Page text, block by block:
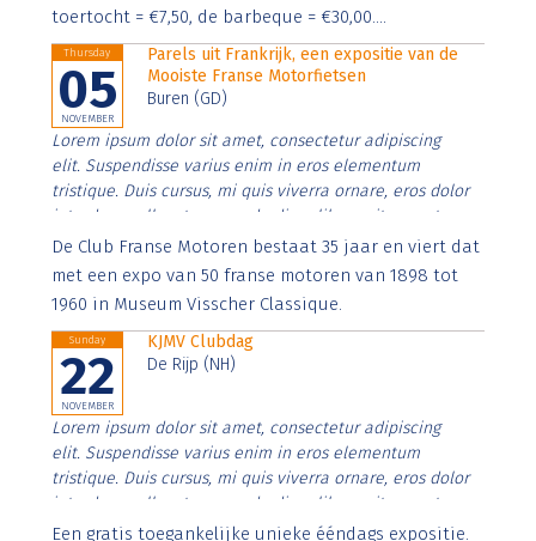
toertocht = €7,50, de barbeque = €30,00....
Thursday
05
NOVEMBER
Parels uit Frankrijk, een expositie van de
Mooiste Franse Motorfietsen
Buren (GD)
Lorem ipsum dolor sit amet, consectetur adipiscing
elit. Suspendisse varius enim in eros elementum
tristique. Duis cursus, mi quis viverra ornare, eros dolor
interdum nulla, ut commodo diam libero vitae erat.
Aenean faucibus nibh et justo cursus id rutrum lorem
imperdiet. Nunc ut sem vitae risus tristique posuere.
De Club Franse Motoren bestaat 35 jaar en viert dat
met een expo van 50 franse motoren van 1898 tot
1960 in Museum Visscher Classique.
Sunday
22
NOVEMBER
KJMV Clubdag
De Rijp (NH)
Lorem ipsum dolor sit amet, consectetur adipiscing
elit. Suspendisse varius enim in eros elementum
tristique. Duis cursus, mi quis viverra ornare, eros dolor
interdum nulla, ut commodo diam libero vitae erat.
Aenean faucibus nibh et justo cursus id rutrum lorem
Een gratis toegankelijke unieke ééndags expositie.